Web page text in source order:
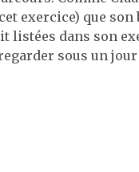
exercice) que son
listées dans son
sous un jour